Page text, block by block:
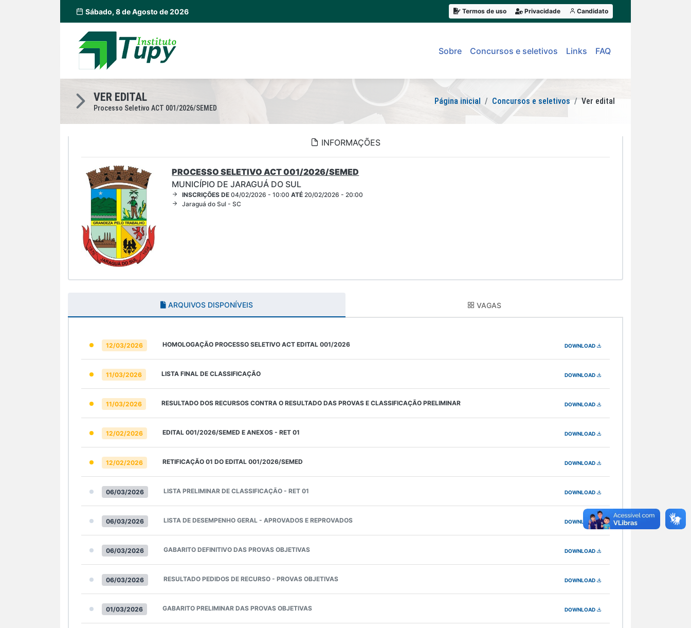
Sábado, 8 de Agosto de 2026 Termos de uso Privacidade Candidato
Sobre Concursos e seletivos Links FAQ
VER EDITAL
Processo Seletivo ACT 001/2026/SEMED
Página inicial Concursos e seletivos Ver edital
INFORMAÇÕES
PROCESSO SELETIVO ACT 001/2026/SEMED
MUNICÍPIO DE JARAGUÁ DO SUL
INSCRIÇÕES DE 04/02/2026 - 10:00ATÉ 20/02/2026 - 20:00
Jaraguá do Sul - SC
ARQUIVOS DISPONÍVEIS VAGAS
12/03/2026 HOMOLOGAÇÃO PROCESSO SELETIVO ACT EDITAL 001/2026 DOWNLOAD
11/03/2026 LISTA FINAL DE CLASSIFICAÇÃO DOWNLOAD
11/03/2026 RESULTADO DOS RECURSOS CONTRA O RESULTADO DAS PROVAS E CLASSIFICAÇÃO PRELIMINAR DOWNLOAD
12/02/2026 EDITAL 001/2026/SEMED E ANEXOS - RET 01 DOWNLOAD
12/02/2026 RETIFICAÇÃO 01 DO EDITAL 001/2026/SEMED DOWNLOAD
06/03/2026 LISTA PRELIMINAR DE CLASSIFICAÇÃO - RET 01 DOWNLOAD
06/03/2026 LISTA DE DESEMPENHO GERAL - APROVADOS E REPROVADOS DOWNLOAD
06/03/2026 GABARITO DEFINITIVO DAS PROVAS OBJETIVAS DOWNLOAD
06/03/2026 RESULTADO PEDIDOS DE RECURSO - PROVAS OBJETIVAS DOWNLOAD
01/03/2026 GABARITO PRELIMINAR DAS PROVAS OBJETIVAS DOWNLOAD